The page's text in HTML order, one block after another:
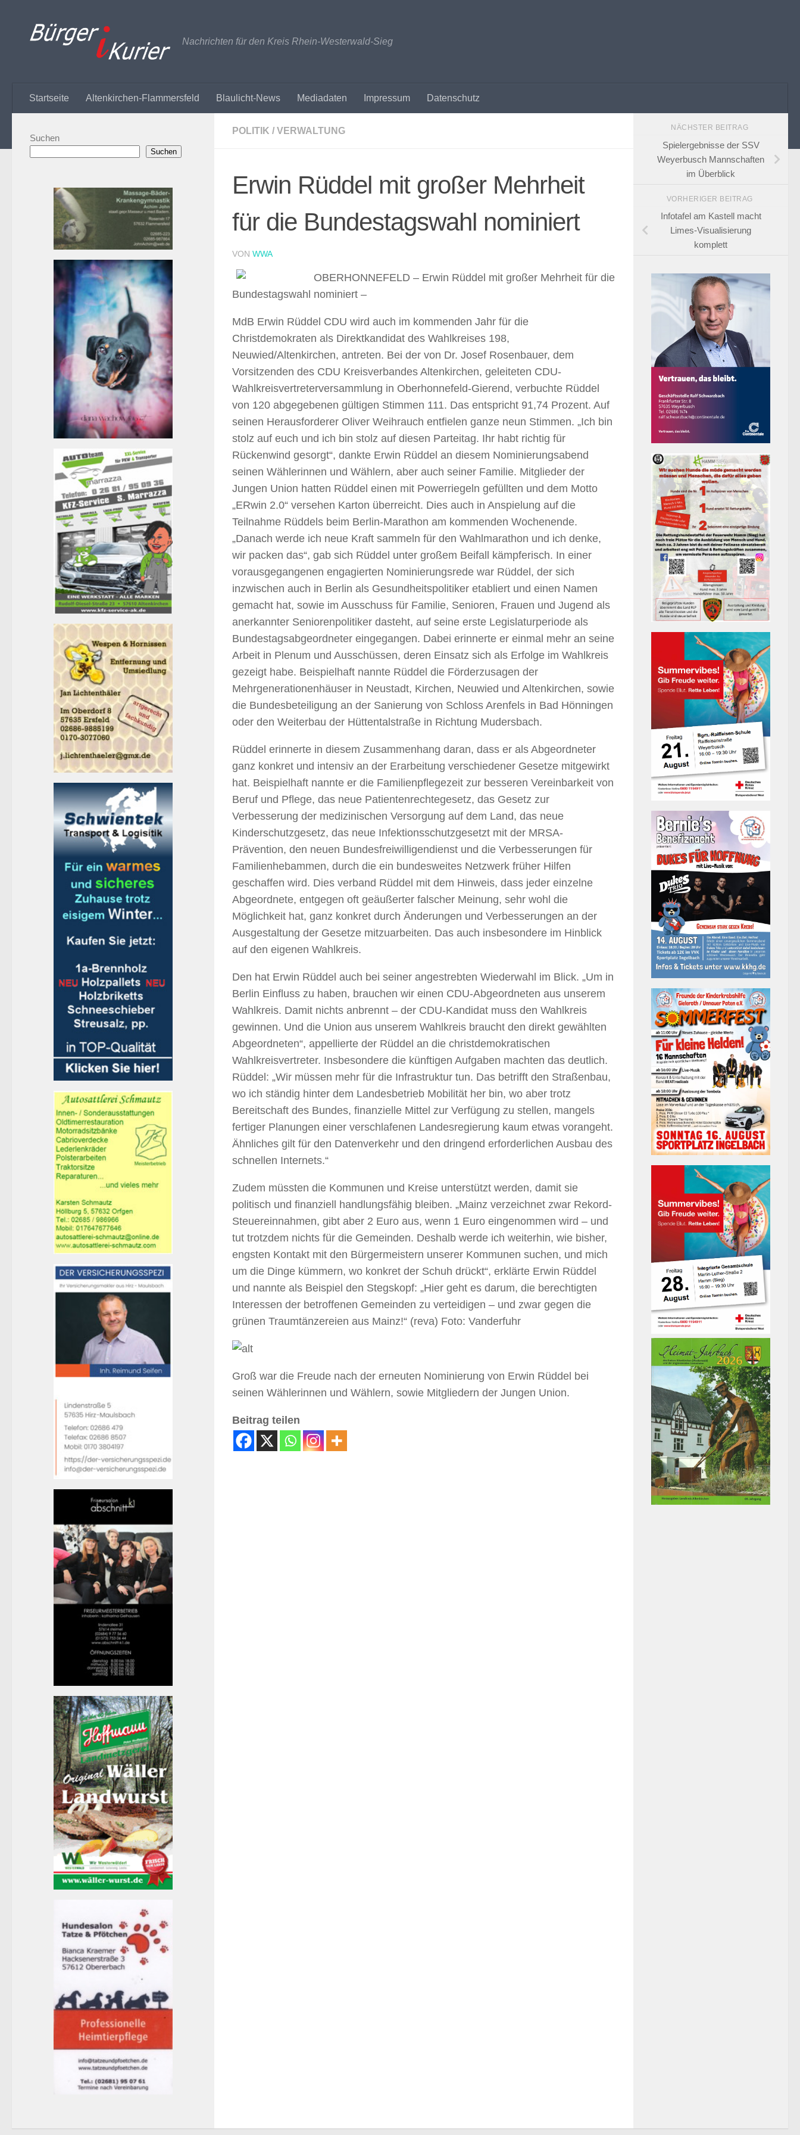
Nachrichten für den Kreis Rhein-Westerwald-Sieg
Startseite Altenkirchen-Flammersfeld Blaulicht-News Mediadaten Impressum Datenschutz
POLITIK / VERWALTUNG
Erwin Rüddel mit großer Mehrheit
für die Bundestagswahl nominiert
VON WWA
OBERHONNEFELD – Erwin Rüddel mit großer Mehrheit für die
Bundestagswahl nominiert –
MdB Erwin Rüddel CDU wird auch im kommenden Jahr für die
Christdemokraten als Direktkandidat des Wahlkreises 198,
Neuwied/Altenkirchen, antreten. Bei der von Dr. Josef Rosenbauer, dem
Vorsitzenden des CDU Kreisverbandes Altenkirchen, geleiteten CDU-
Wahlkreisvertreterversammlung in Oberhonnefeld-Gierend, verbuchte Rüddel
von 120 abgegebenen gültigen Stimmen 111. Das entspricht 91,74 Prozent. Auf
seinen Herausforderer Oliver Weihrauch entfielen ganze neun Stimmen. „Ich bin
stolz auf euch und ich bin stolz auf diesen Parteitag. Ihr habt richtig für
Rückenwind gesorgt“, dankte Erwin Rüddel an diesem Nominierungsabend
seinen Wählerinnen und Wählern, aber auch seiner Familie. Mitglieder der
Jungen Union hatten Rüddel einen mit Powerriegeln gefüllten und dem Motto
„ERwin 2.0“ versehen Karton überreicht. Dies auch in Anspielung auf die
Teilnahme Rüddels beim Berlin-Marathon am kommenden Wochenende.
„Danach werde ich neue Kraft sammeln für den Wahlmarathon und ich denke,
wir packen das“, gab sich Rüddel unter großem Beifall kämpferisch. In einer
vorausgegangenen engagierten Nominierungsrede war Rüddel, der sich
inzwischen auch in Berlin als Gesundheitspolitiker etabliert und einen Namen
gemacht hat, sowie im Ausschuss für Familie, Senioren, Frauen und Jugend als
anerkannter Seniorenpolitiker dasteht, auf seine erste Legislaturperiode als
Bundestagsabgeordneter eingegangen. Dabei erinnerte er einmal mehr an seine
Arbeit in Plenum und Ausschüssen, deren Einsatz sich als Erfolge im Wahlkreis
gezeigt habe. Beispielhaft nannte Rüddel die Förderzusagen der
Mehrgenerationenhäuser in Neustadt, Kirchen, Neuwied und Altenkirchen, sowie
die Bundesbeteiligung an der Sanierung von Schloss Arenfels in Bad Hönningen
oder den Weiterbau der Hüttentalstraße in Richtung Mudersbach.
Rüddel erinnerte in diesem Zusammenhang daran, dass er als Abgeordneter
ganz konkret und intensiv an der Erarbeitung verschiedener Gesetze mitgewirkt
hat. Beispielhaft nannte er die Familienpflegezeit zur besseren Vereinbarkeit von
Beruf und Pflege, das neue Patientenrechtegesetz, das Gesetz zur
Verbesserung der medizinischen Versorgung auf dem Land, das neue
Kinderschutzgesetz, das neue Infektionsschutzgesetzt mit der MRSA-
Prävention, den neuen Bundesfreiwilligendienst und die Verbesserungen für
Familienhebammen, durch die ein bundesweites Netzwerk früher Hilfen
geschaffen wird. Dies verband Rüddel mit dem Hinweis, dass jeder einzelne
Abgeordnete, entgegen oft geäußerter falscher Meinung, sehr wohl die
Möglichkeit hat, ganz konkret durch Änderungen und Verbesserungen an der
Ausgestaltung der Gesetze mitzuarbeiten. Das auch insbesondere im Hinblick
auf den eigenen Wahlkreis.
Den hat Erwin Rüddel auch bei seiner angestrebten Wiederwahl im Blick. „Um in
Berlin Einfluss zu haben, brauchen wir einen CDU-Abgeordneten aus unserem
Wahlkreis. Damit nichts anbrennt – der CDU-Kandidat muss den Wahlkreis
gewinnen. Und die Union aus unserem Wahlkreis braucht den direkt gewählten
Abgeordneten“, appellierte der Rüddel an die christdemokratischen
Wahlkreisvertreter. Insbesondere die künftigen Aufgaben machten das deutlich.
Rüddel: „Wir müssen mehr für die Infrastruktur tun. Das betrifft den Straßenbau,
wo ich ständig hinter dem Landesbetrieb Mobilität her bin, wo aber trotz
Bereitschaft des Bundes, finanzielle Mittel zur Verfügung zu stellen, mangels
fertiger Planungen einer verschlafenen Landesregierung kaum etwas vorangeht.
Ähnliches gilt für den Datenverkehr und den dringend erforderlichen Ausbau des
schnellen Internets.“
Zudem müssten die Kommunen und Kreise unterstützt werden, damit sie
politisch und finanziell handlungsfähig bleiben. „Mainz verzeichnet zwar Rekord-
Steuereinnahmen, gibt aber 2 Euro aus, wenn 1 Euro eingenommen wird – und
tut trotzdem nichts für die Gemeinden. Deshalb werde ich weiterhin, wie bisher,
engsten Kontakt mit den Bürgermeistern unserer Kommunen suchen, und mich
um die Dinge kümmern, wo konkret der Schuh drückt“, erklärte Erwin Rüddel
und nannte als Beispiel den Stegskopf: „Hier geht es darum, die berechtigten
Interessen der betroffenen Gemeinden zu verteidigen – und zwar gegen die
grünen Traumtänzereien aus Mainz!“ (reva) Foto: Vanderfuhr
Groß war die Freude nach der erneuten Nominierung von Erwin Rüddel bei
seinen Wählerinnen und Wählern, sowie Mitgliedern der Jungen Union.
Beitrag teilen
Suchen
Suchen
NÄCHSTER BEITRAG
Spielergebnisse der SSV
Weyerbusch Mannschaften
im Überblick
VORHERIGER BEITRAG
Infotafel am Kastell macht
Limes-Visualisierung
komplett